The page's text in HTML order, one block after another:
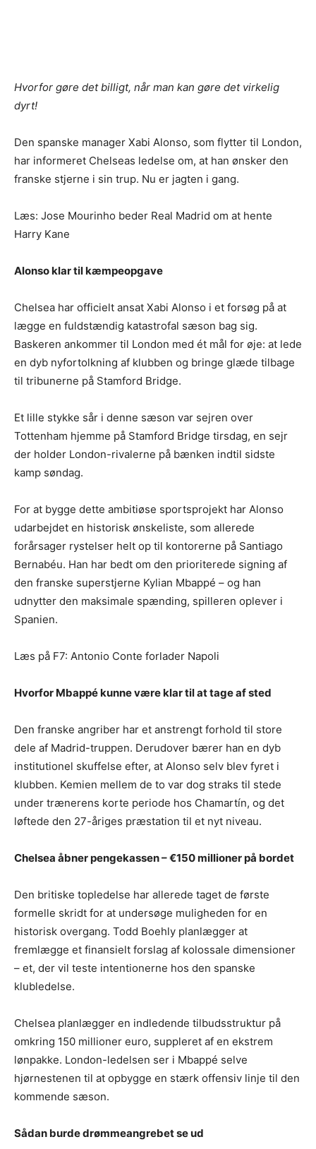
Hvorfor gøre det billigt, når man kan gøre det virkelig
dyrt!
Den spanske manager Xabi Alonso, som flytter til London,
har informeret Chelseas ledelse om, at han ønsker den
franske stjerne i sin trup. Nu er jagten i gang.
Læs: Jose Mourinho beder Real Madrid om at hente
Harry Kane
Alonso klar til kæmpeopgave
Chelsea har officielt ansat Xabi Alonso i et forsøg på at
lægge en fuldstændig katastrofal sæson bag sig.
Baskeren ankommer til London med ét mål for øje: at lede
en dyb nyfortolkning af klubben og bringe glæde tilbage
til tribunerne på Stamford Bridge.
Et lille stykke sår i denne sæson var sejren over
Tottenham hjemme på Stamford Bridge tirsdag, en sejr
der holder London-rivalerne på bænken indtil sidste
kamp søndag.
For at bygge dette ambitiøse sportsprojekt har Alonso
udarbejdet en historisk ønskeliste, som allerede
forårsager rystelser helt op til kontorerne på Santiago
Bernabéu. Han har bedt om den prioriterede signing af
den franske superstjerne Kylian Mbappé – og han
udnytter den maksimale spænding, spilleren oplever i
Spanien.
Læs på F7: Antonio Conte forlader Napoli
Hvorfor Mbappé kunne være klar til at tage af sted
Den franske angriber har et anstrengt forhold til store
dele af Madrid-truppen. Derudover bærer han en dyb
institutionel skuffelse efter, at Alonso selv blev fyret i
klubben. Kemien mellem de to var dog straks til stede
under trænerens korte periode hos Chamartín, og det
løftede den 27-åriges præstation til et nyt niveau.
Chelsea åbner pengekassen – €150 millioner på bordet
Den britiske topledelse har allerede taget de første
formelle skridt for at undersøge muligheden for en
historisk overgang. Todd Boehly planlægger at
fremlægge et finansielt forslag af kolossale dimensioner
– et, der vil teste intentionerne hos den spanske
klubledelse.
Chelsea planlægger en indledende tilbudsstruktur på
omkring 150 millioner euro, suppleret af en ekstrem
lønpakke. London-ledelsen ser i Mbappé selve
hjørnestenen til at opbygge en stærk offensiv linje til den
kommende sæson.
Sådan burde drømmeangrebet se ud